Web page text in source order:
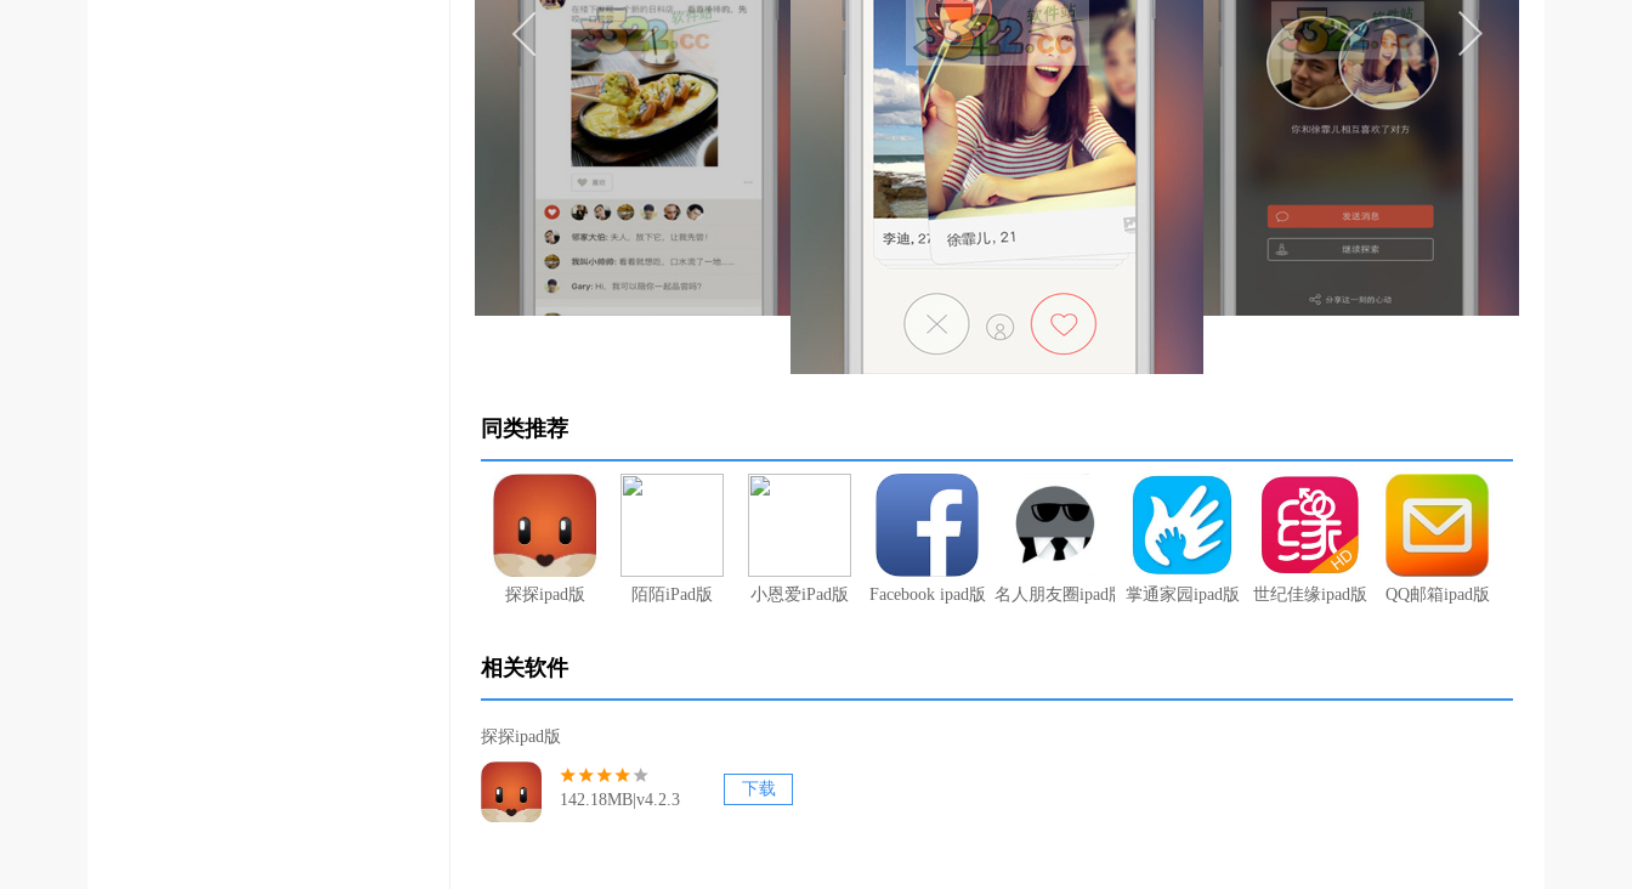
同类推荐
探探ipad版 陌陌iPad版 小恩爱iPad版 Facebook ipad版 名人朋友圈ipad版 掌通家园ipad版 世纪佳缘ipad版 QQ邮箱ipad版
相关软件
探探ipad版
142.18MB|v4.2.3
下载